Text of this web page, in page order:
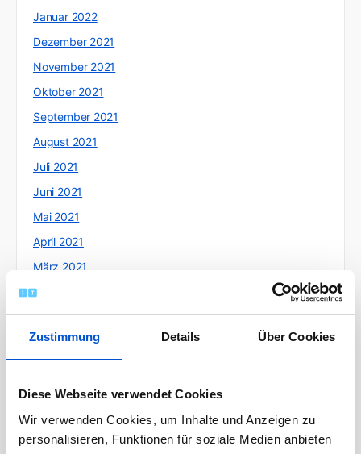
Zustimmung Details Über Cookies
Diese Webseite verwendet Cookies
Wir verwenden Cookies, um Inhalte und Anzeigen zu
personalisieren, Funktionen für soziale Medien anbieten
Januar 2022
Dezember 2021
November 2021
Oktober 2021
September 2021
August 2021
Juli 2021
Juni 2021
Mai 2021
April 2021
März 2021
Februar 2021
Januar 2021
Dezember 2020
Oktober 2020
September 2020
August 2020